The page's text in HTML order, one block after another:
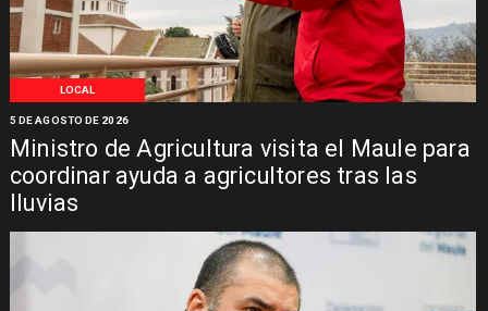
LOCAL
Ministro de Agricultura visita el Maule para
coordinar ayuda a agricultores tras las
lluvias
5 DE AGOSTO DE 2026